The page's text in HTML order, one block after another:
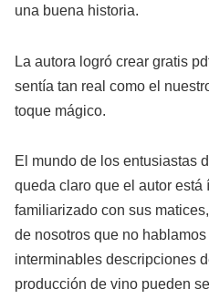
una buena historia.
La autora logró crear gratis
sentía tan real como el
toque mágico.
El mundo de los entusiastas
queda claro que el autor está
familiarizado con sus
de nosotros que no
interminables descripciones
producción de vino pueden